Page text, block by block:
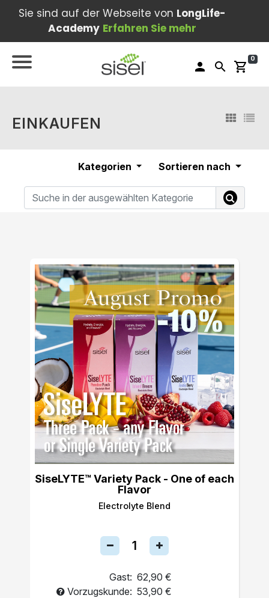
Sie sind auf der Webseite von LongLife-
Academy Erfahren Sie mehr
person search shopping_cart
0
EINKAUFEN
Kategorien Sortieren nach
SiseLYTE™ Variety Pack - One of each
Flavor
Electrolyte Blend
Gast: 62,90 €
Vorzugskunde: 53,90 €